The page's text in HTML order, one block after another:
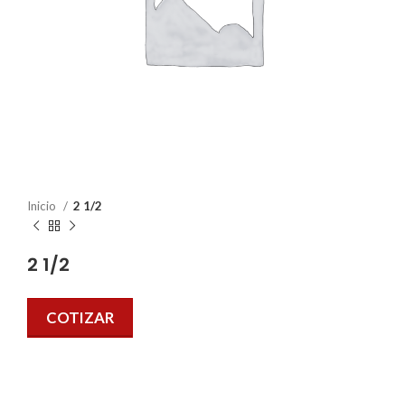
Inicio 2 1/2
2 1/2
COTIZAR